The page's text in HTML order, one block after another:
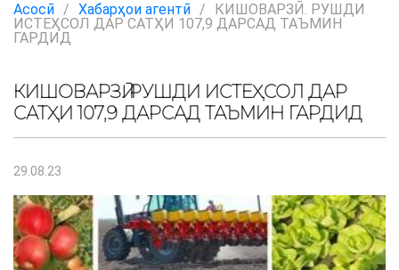
Асосӣ / Хабарҳои агентӣ /
КИШОВАРЗӢ. РУШДИ
ИСТЕҲСОЛ ДАР САТҲИ 107,9 ДАРСАД ТАЪМИН
ГАРДИД
КИШОВАРЗӢ. РУШДИ ИСТЕҲСОЛ ДАР
САТҲИ 107,9 ДАРСАД ТАЪМИН ГАРДИД
29.08.23